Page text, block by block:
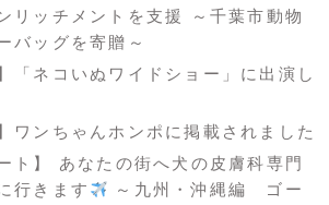
リッチメントを支援 ～千葉市動物
バッグを寄贈～
「ネコいぬワイドショー」に出演し
ワンちゃんホンポに掲載されました
ト】 あなたの街へ犬の皮膚科専門
行きます
～九州・沖縄編 ゴー